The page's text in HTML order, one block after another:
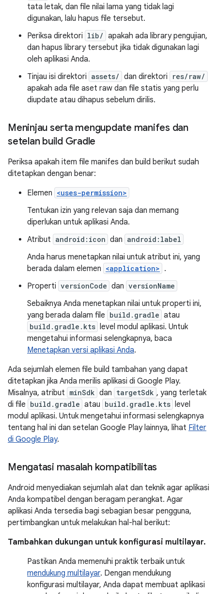
tata letak, dan file nilai lama yang tidak lagi
digunakan, lalu hapus file tersebut.
Periksa direktori lib/ apakah ada library pengujian,
dan hapus library tersebut jika tidak digunakan lagi
oleh aplikasi Anda.
Tinjau isi direktori assets/ dan direktori res/raw/
apakah ada file aset raw dan file statis yang perlu
diupdate atau dihapus sebelum dirilis.
Meninjau serta mengupdate manifes dan
setelan build Gradle
Periksa apakah item file manifes dan build berikut sudah
ditetapkan dengan benar:
Elemen <uses-permission>
Tentukan izin yang relevan saja dan memang
diperlukan untuk aplikasi Anda.
Atribut android:icon dan android:label
Anda harus menetapkan nilai untuk atribut ini, yang
berada dalam elemen <application> .
Properti versionCode dan versionName
Sebaiknya Anda menetapkan nilai untuk properti ini,
yang berada dalam file build.gradle atau
build.gradle.kts level modul aplikasi. Untuk
mengetahui informasi selengkapnya, baca
Menetapkan versi aplikasi Anda.
Ada sejumlah elemen file build tambahan yang dapat
ditetapkan jika Anda merilis aplikasi di Google Play.
Misalnya, atribut minSdk dan targetSdk , yang terletak
di file build.gradle atau build.gradle.kts level
modul aplikasi. Untuk mengetahui informasi selengkapnya
tentang hal ini dan setelan Google Play lainnya, lihat Filter
di Google Play.
Mengatasi masalah kompatibilitas
Android menyediakan sejumlah alat dan teknik agar aplikasi
Anda kompatibel dengan beragam perangkat. Agar
aplikasi Anda tersedia bagi sebagian besar pengguna,
pertimbangkan untuk melakukan hal-hal berikut:
Tambahkan dukungan untuk konfigurasi multilayar.
Pastikan Anda memenuhi praktik terbaik untuk
mendukung multilayar. Dengan mendukung
konfigurasi multilayar, Anda dapat membuat aplikasi